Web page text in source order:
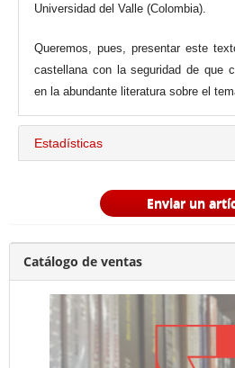
Universidad del Valle (Colombia).
Queremos, pues, presentar este
castellana con la seguridad de que
en la abundante literatura sobre el
Estadísticas
Enviar un
Catálogo de ventas